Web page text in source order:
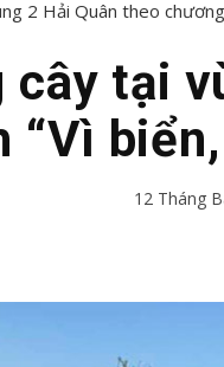
2 Hải Quân theo chương
cây tại
“Vì
12 Tháng